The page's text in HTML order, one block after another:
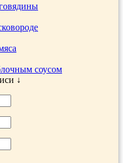
соусом
↓